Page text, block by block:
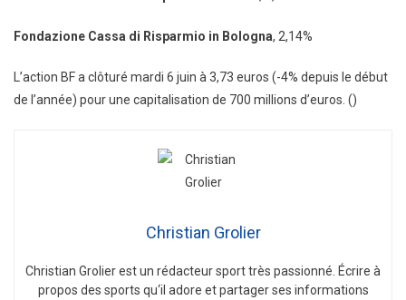
Fondazione Cassa di Risparmio in Bologna, 2,14%
L’action BF a clôturé mardi 6 juin à 3,73 euros (-4% depuis le début
de l’année) pour une capitalisation de 700 millions d’euros. ()
Christian Grolier
Christian Gro lierestun rédacteursporttrès passionné Écrire à
propos des sports qu‘il adore etpartagerses informations